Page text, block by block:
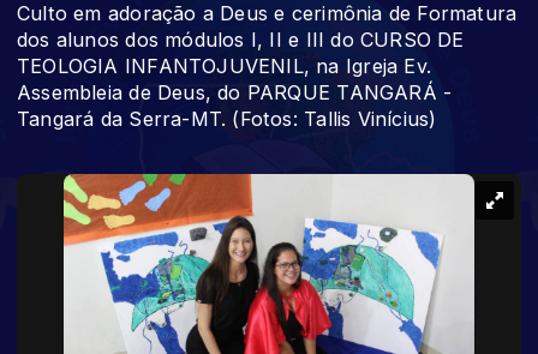
Culto em adoração a Deus e cerimônia de Formatura
dos alunos dos módulos I, II e III do CURSO DE
TEOLOGIA INFANTOJUVENIL, na Igreja Ev.
Assembleia de Deus, do PARQUE TANGARÁ -
Tangará da Serra-MT. (Fotos: Tallis Vinícius)